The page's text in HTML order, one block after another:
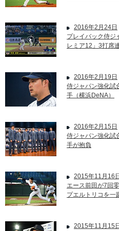
2016年2月24日
プレイバック侍ジ
レミア12」3打席
2016年2月19日
侍ジャパン強化試
手（横浜DeNA）
2016年2月15日
侍ジャパン強化試
手が抱負
2015年11月16日
エース前田が7回
プエルトリコを一
2015年11月15日